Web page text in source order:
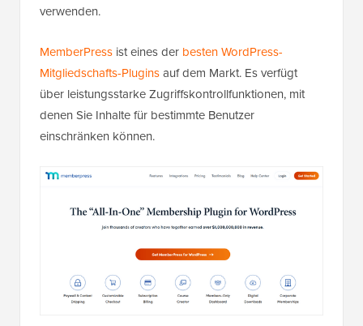
verwenden.
MemberPress ist eines der besten WordPress-
Mitgliedschafts-Pluginsauf dem Markt. Es verfügt
über leistungsstarke Zugriffskontrollfunktionen, mit
denen Sie Inhalte für bestimmte Benutzer
einschränken können.